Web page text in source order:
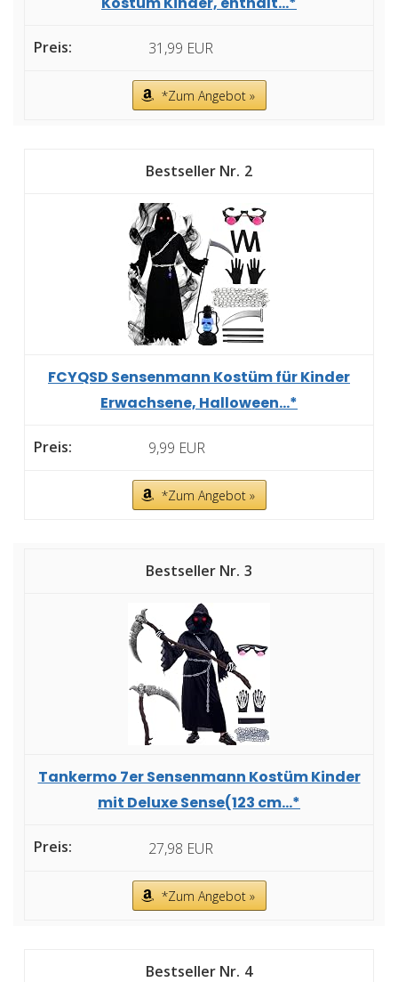
31,99 EUR
*Zum Angebot »
2
FCYQSD Sensenmann Kostüm für Kinder
Erwachsene, Halloween...*
9,99 EUR
*Zum Angebot »
3
Tankermo 7er Sensenmann Kostüm Kinder
mit Deluxe Sense(123 cm...*
27,98 EUR
*Zum Angebot »
4